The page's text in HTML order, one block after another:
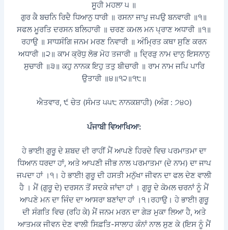
ਸੂਹੀ ਮਹਲਾ ੫ ॥
ਗੁਰ ਕੈ ਬਚਨਿ ਰਿਦੈ ਧਿਆਨੁ ਧਾਰੀ ॥ ਰਸਨਾ ਜਾਪੁ ਜਪਉ ਬਨਵਾਰੀ ॥੧॥
ਸਫਲ ਮੂਰਤਿ ਦਰਸਨ ਬਲਿਹਾਰੀ ॥ ਚਰਣ ਕਮਲ ਮਨ ਪ੍ਰਾਣ ਅਧਾਰੀ ॥੧॥
ਰਹਾਉ ॥ ਸਾਧਸੰਗਿ ਜਨਮ ਮਰਣ ਨਿਵਾਰੀ ॥ ਅੰਮ੍ਰਿਤ ਕਥਾ ਸੁਣਿ ਕਰਨ
ਅਧਾਰੀ ॥੨॥ ਕਾਮ ਕ੍ਰੋਧੁ ਲੋਭ ਮੋਹ ਤਜਾਰੀ ॥ ਦ੍ਰਿੜੁ ਨਾਮ ਦਾਨੁ ਇਸਨਾਨੁ
ਸੁਚਾਰੀ ॥੩॥ ਕਹੁ ਨਾਨਕ ਇਹੁ ਤਤੁ ਬੀਚਾਰੀ ॥ ਰਾਮ ਨਾਮ ਜਪਿ ਪਾਰਿ
ਉਤਾਰੀ ॥੪॥੧੨॥੧੮॥
ਐਤਵਾਰ, ੯ ਚੇਤ (ਸੰਮਤ ੫੫੮ ਨਾਨਕਸ਼ਾਹੀ) (ਅੰਗ : ੭੪੦)
ਪੰਜਾਬੀ ਵਿਆਖਿਆ:
ਹੇ ਭਾਈ! ਗੁਰੂ ਦੇ ਸ਼ਬਦ ਦੀ ਰਾਹੀਂ ਮੈਂ ਆਪਣੇ ਹਿਰਦੇ ਵਿਚ ਪਰਮਾਤਮਾ ਦਾ
ਧਿਆਨ ਧਰਦਾ ਹਾਂ, ਅਤੇ ਆਪਣੀ ਜੀਭ ਨਾਲ ਪਰਮਾਤਮਾ (ਦੇ ਨਾਮ) ਦਾ ਜਾਪ
ਜਪਦਾ ਹਾਂ ।੧। ਹੇ ਭਾਈ! ਗੁਰੂ ਦੀ ਹਸਤੀ ਮਨੁੱਖਾ ਜੀਵਨ ਦਾ ਫਲ ਦੇਣ ਵਾਲੀ
ਹੈ । ਮੈਂ (ਗੁਰੂ ਦੇ) ਦਰਸਨ ਤੋਂ ਸਦਕੇ ਜਾਂਦਾ ਹਾਂ । ਗੁਰੂ ਦੇ ਕੋਮਲ ਚਰਨਾਂ ਨੂੰ ਮੈਂ
ਆਪਣੇ ਮਨ ਦਾ ਜਿੰਦ ਦਾ ਆਸਰਾ ਬਣਾਂਦਾ ਹਾਂ ।੧।ਰਹਾਉ। ਹੇ ਭਾਈ! ਗੁਰੂ
ਦੀ ਸੰਗਤਿ ਵਿਚ (ਰਹਿ ਕੇ) ਮੈਂ ਜਨਮ ਮਰਨ ਦਾ ਗੇੜ ਮੁਕਾ ਲਿਆ ਹੈ, ਅਤੇ
ਆਤਮਕ ਜੀਵਨ ਦੇਣ ਵਾਲੀ ਸਿਫ਼ਤਿ-ਸਾਲਾਹ ਕੰਨਾਂ ਨਾਲ ਸੁਣ ਕੇ (ਇਸ ਨੂੰ ਮੈਂ